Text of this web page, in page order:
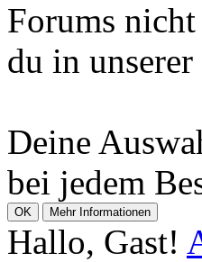
Forums
du in
Deine
bei jedem
Hallo, Gast!